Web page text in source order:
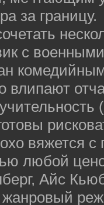
за границу.
с
влипают
вяжется с
любой
Айс